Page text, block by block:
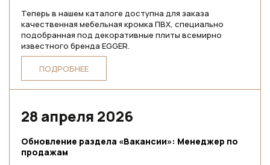
Теперь в нашем каталоге доступна для заказа
качественная мебельная кромка ПВХ, специально
подобранная под декоративные плиты всемирно
известного бренда EGGER.
ПОДРОБНЕЕ
28 апреля 2026
Обновление раздела «Вакансии»: Менеджер по
продажам